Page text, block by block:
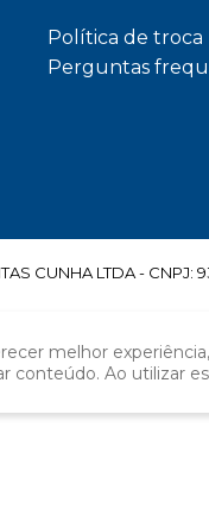
melhor
conteúdo. Ao utilizar
Política de troca
Perguntas
CUNHA LTDA -